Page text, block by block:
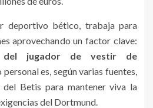
deportivo bético, trabaja para
aprovechando un factor clave:
jugador de vestir de
personal es, según varias fuentes,
Betis para mantener viva la
del Dortmund.